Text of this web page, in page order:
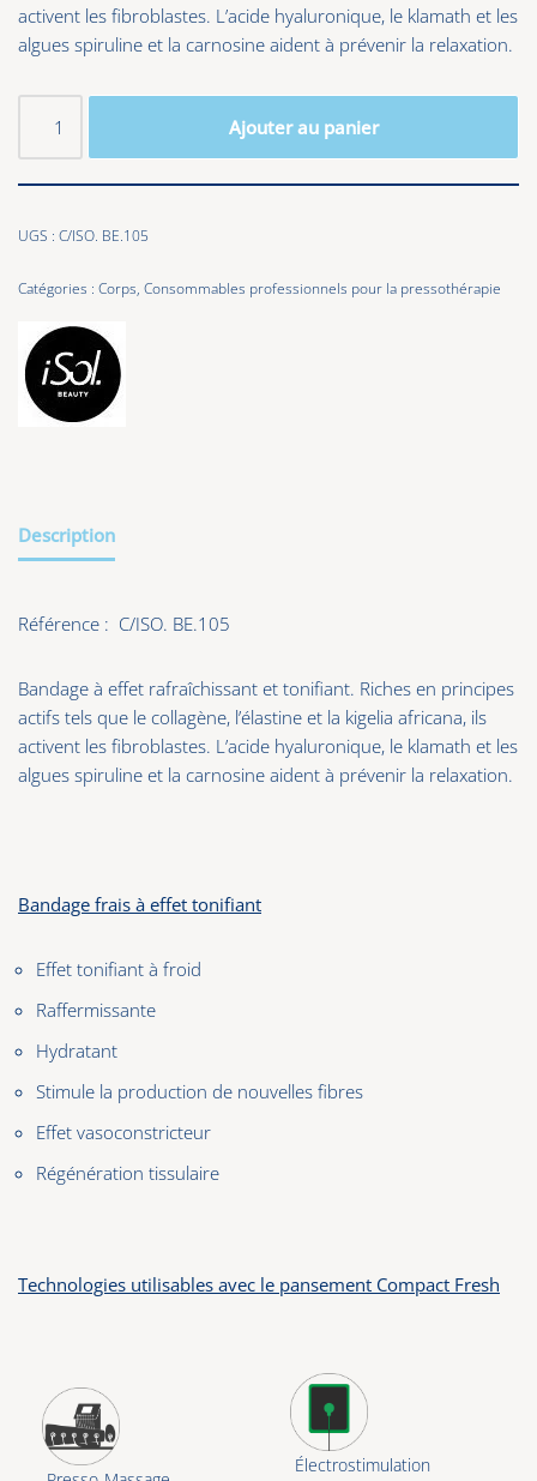
activent les fibroblastes. L’acide hyaluronique, le klamath et les
algues spiruline et la carnosine aident à prévenir la relaxation.
Ajouter au panier
UGS : C/ISO. BE.105
Catégories : Corps, Consommables professionnels pour la pressothérapie
Description
Référence : C/ISO. BE.105
Bandage à effet rafraîchissant et tonifiant. Riches en principes
actifs tels que le collagène, l’élastine et la kigelia africana, ils
activent les fibroblastes. L’acide hyaluronique, le klamath et les
algues spiruline et la carnosine aident à prévenir la relaxation.
Bandage frais à effet tonifiant
Effet tonifiant à froid
Raffermissante
Hydratant
Stimule la production de nouvelles fibres
Effet vasoconstricteur
Régénération tissulaire
Technologies utilisables avec le pansement Compact Fresh
Électrostimulation